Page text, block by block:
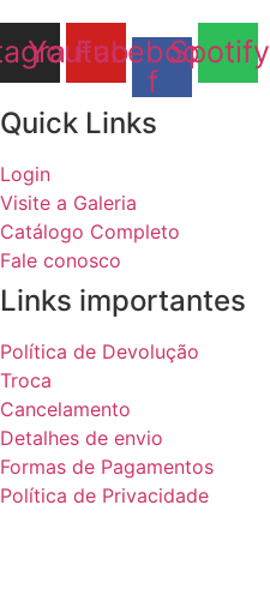
Youtube
Facebook-
f
Spotify
Quick Links
Login
Visite a Galeria
Catálogo Completo
Fale conosco
Links importantes
Política de Devolução
Troca
Cancelamento
Detalhes de envio
Formas de Pagamentos
Política de Privacidade